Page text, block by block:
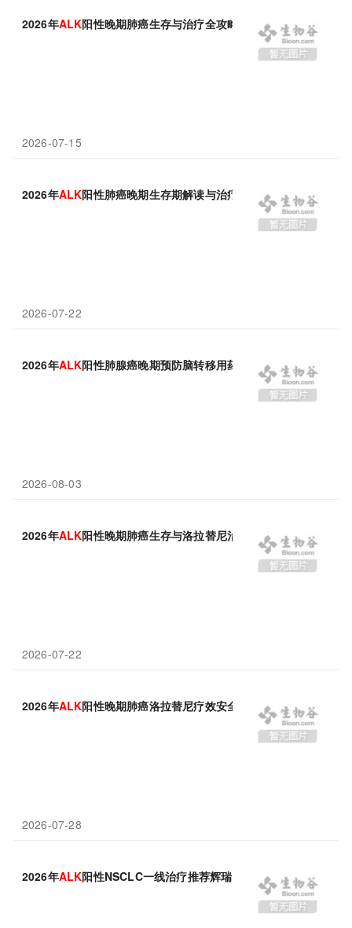
2026年ALK阳性晚期肺癌生存与治疗全攻略
2026-07-15
2026年ALK阳性肺癌晚期生存期解读与治疗推荐
2026-07-22
2026年ALK阳性肺腺癌晚期预防脑转移用药攻略
2026-08-03
2026年ALK阳性晚期肺癌生存与洛拉替尼治疗攻略
2026-07-22
2026年ALK阳性晚期肺癌洛拉替尼疗效安全性测评
2026-07-28
2026年ALK阳性NSCLC一线治疗推荐辉瑞洛拉替尼